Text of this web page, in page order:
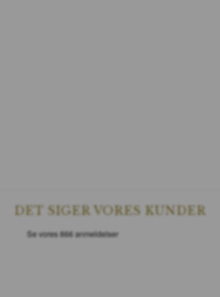
DET SIGER VORES KUNDER